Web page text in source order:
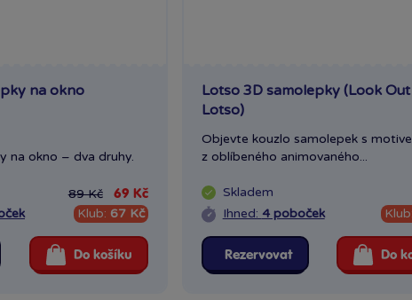
na okno
na okno – dva druhy.
89 Kč 69 Kč
Klub: 67 Kč
Do košíku
Lotso 3D samolepky (Look Out
Lotso)
Objevte kouzlo samolepek s
z oblíbeného animovaného...
Skladem
Ihned: 4 poboček Klub:
Rezervovat Do